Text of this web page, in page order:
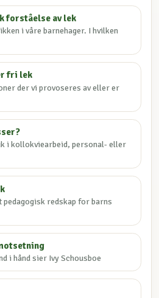
forståelse av lek
i våre barnehager. I hvilken
fri lek
der vi provoseres av eller er
i kollokviearbeid, personal- eller
redskap for barns
i hånd sier Ivy Schousboe